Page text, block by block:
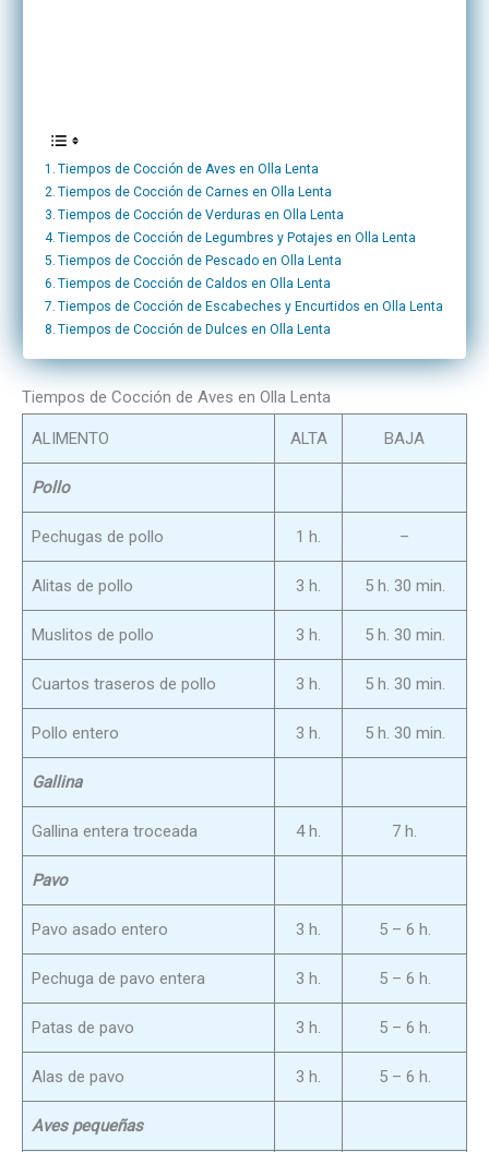
Tiempos de Cocción de Aves en Olla Lenta
Tiempos de Cocción de Carnes en Olla Lenta
Tiempos de Cocción de Verduras en Olla Lenta
Tiempos de Cocción de Legumbres y Potajes en Olla Lenta
Tiempos de Cocción de Pescado en Olla Lenta
Tiempos de Cocción de Caldos en Olla Lenta
Tiempos de Cocción de Escabeches y Encurtidos en Olla Lenta
Tiempos de Cocción de Dulces en Olla Lenta
Tiempos de Cocción de Aves en Olla Lenta
ALIMENTO ALTA BAJA
Pollo
Pechugas de pollo 1 h. –
Alitas de pollo 3 h. 5 h. 30 min.
Muslitos de pollo 3 h. 5 h. 30 min.
Cuartos traseros de pollo 3 h. 5 h. 30 min.
Pollo entero 3 h. 5 h. 30 min.
Gallina
Gallina entera troceada 4 h. 7 h.
Pavo
Pavo asado entero 3 h. 5 – 6 h.
Pechuga de pavo entera 3 h. 5 – 6 h.
Patas de pavo 3 h. 5 – 6 h.
Alas de pavo 3 h. 5 – 6 h.
Aves pequeñas